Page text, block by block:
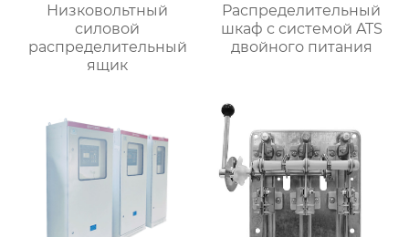
Низковольтный
силовой
распределительный
ящик
Распределительный
шкаф с системой ATS
двойного питания